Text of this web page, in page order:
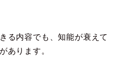
る内容でも、知能が衰えて
あります。